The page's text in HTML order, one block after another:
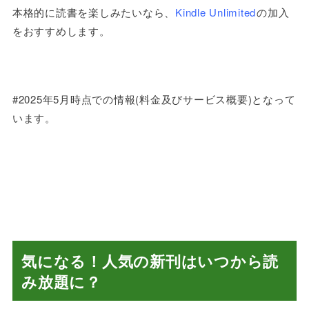
本格的に読書を楽しみたいなら、 Kindle Unlimitedの加入
をおすすめします。
#2025年5月時点での情報(料金及びサービス概要)となって
います。
気になる！人気の新刊はいつから読
み放題に？